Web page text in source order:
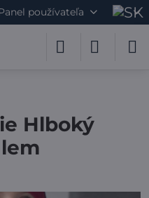
používateľa
Hlboký